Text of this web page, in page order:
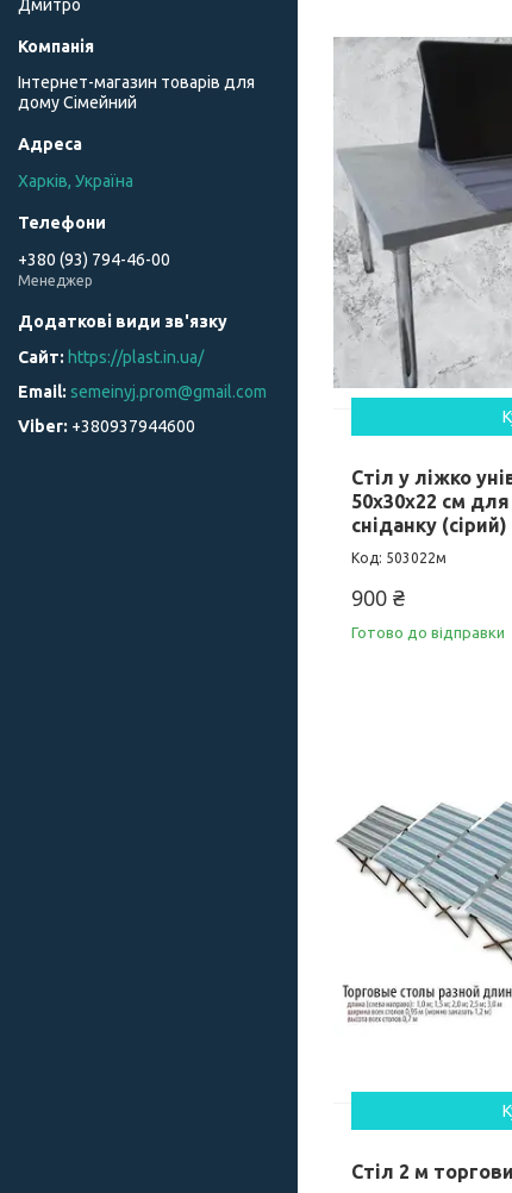
Стіл у ліжко
50х30х22 см
сніданку (сірий)
503022м
900 ₴
Готово до відправки
Стіл 2 м
Дмитро
Інтернет-магазин товарів для
дому Сімейний
Харків, Україна
+380 (93) 794-46-00
Менеджер
https://plast.in.ua/
semeinyj.prom@gmail.com
+380937944600